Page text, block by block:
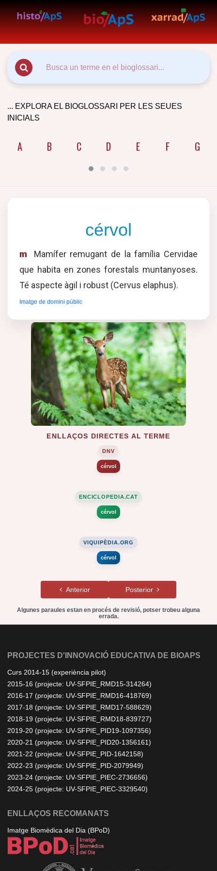
... EXPLORA EL BIOGLOSSARI PER LES SEUES
INICIALS
A B C D E F G
cérvol
m
Mamífer remugant de la família Cervidae
que habita en zones forestals muntanyoses.
Té aspecte àgil i robust (Cervus elaphus).
Imatge de domini públic
ENLLAÇOS DIRECTES AL TERME
DNV
cérvol
ENCICLOPEDIA.CAT
cérvol
VIQUIPÈDIA.ORG
cérvol
Anterior Posterior
Algunes paraules estan en procés de revisió, potser trobeu alguna
errada.
PROJECTES D'INNOVACIÓ EDUCATIVA DE BIOAPS
Curs 2014-15 (experiència pilot)
2015-16 (projecte: UV-SFPIE_RMD15-314264)
2016-17 (projecte: UV-SFPIE_RMD16-418769)
2017-18 (projecte: UV-SFPIE_RMD17-588629)
2018-19 (projecte: UV-SFPIE_RMD18-839727)
2019-20 (projecte: UV-SFPIE_PID19-1097356)
2020-21 (projecte: UV-SFPIE_PID20-1356161)
2021-22 (projecte: UV-SFPIE_PID-1642158)
2022-23 (projecte: UV-SFPIE_PID-2079949)
2023-24 (projecte: UV-SFPIE_PIEC-2736656)
2024-25 (projecte: UV-SFPIE_PIEC-3329540)
ENLLAÇOS RECOMANATS
Imatge Biomèdica del Dia (BPoD)